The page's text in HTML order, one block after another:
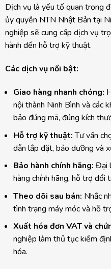
Dịch vụ là yếu tố quan trọng
ủy quyền NTN Nhật Bản tại
nghiệp sẽ cung cấp dịch vụ
hành đến hỗ trợ kỹ thuật.
Các dịch vụ nổi bật:
Giao hàng nhanh chóng:
nội thành Ninh Bình và các
bảo đúng mã, đúng kích
Hỗ trợ kỹ thuật:Tư vấn
dẫn lắp đặt, bảo dưỡng và
Bảo hành chính hãng: Đại
hàng chính hãng, hỗ trợ đổi
Theo dõi sau bán: Nhắc
tình trạng máy móc và hỗ
Xuất hóa đơn VAT và
nghiệp làm thủ tục kiểm
hóa.